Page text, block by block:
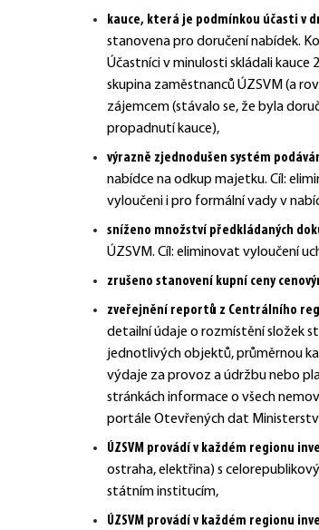
kauce, která je podmínkou účasti v
stanovena pro doručení nabídek.
Účastníci v minulosti skládali
skupina zaměstnanců ÚZSVM (a
zájemcem (stávalo se, že byla
propadnutí kauce),
výrazně zjednodušen systém
nabídce na odkup majetku. Cíl:
vyloučeni i pro formální vady v
sníženo množství předkládaných
ÚZSVM. Cíl: eliminovat vyloučení
zrušeno stanovení kupní ceny
zveřejnění reportů z Centrálního
detailní údaje o rozmístění složek
jednotlivých objektů, průměrnou
výdaje za provoz a údržbu nebo
stránkách informace o všech
portále Otevřených dat
ÚZSVM provádí v každém regionu
ostraha, elektřina) s
státním institucím,
ÚZSVM provádí v každém regionu